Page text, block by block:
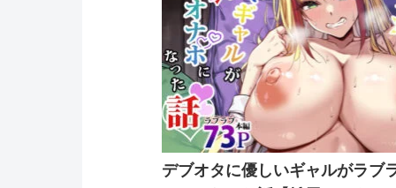
デブオタに優しいギャルがラブ